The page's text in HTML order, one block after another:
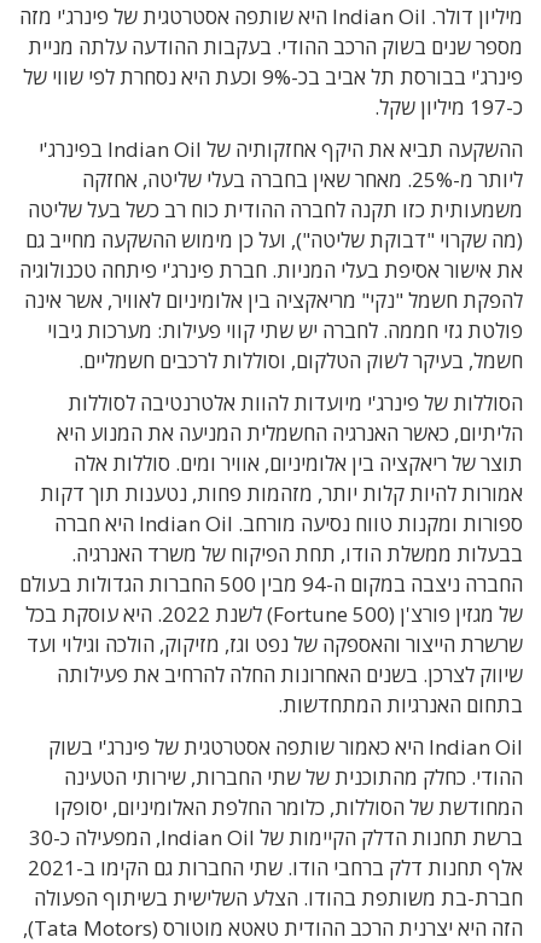
מיליון דולר. Indian Oil היא שותפה אסטרטגית של פינרג'י מזה
מספר שנים בשוק הרכב ההודי. בעקבות ההודעה עלתה מניית
פינרג'י בבורסת תל אביב בכ-9% וכעת היא נסחרת לפי שווי של
כ-197 מיליון שקל.
ההשקעה תביא את היקף אחזקותיה של Indian Oil בפינרג'י
ליותר מ-25%. מאחר שאין בחברה בעלי שליטה, אחזקה
משמעותית כזו תקנה לחברה ההודית כוח רב כשל בעל שליטה
(מה שקרוי "דבוקת שליטה"), ועל כן מימוש ההשקעה מחייב גם
את אישור אסיפת בעלי המניות. חברת פינרג'י פיתחה טכנולוגיה
להפקת חשמל "נקי" מריאקציה בין אלומיניום לאוויר, אשר אינה
פולטת גזי חממה. לחברה יש שתי קווי פעילות: מערכות גיבוי
חשמל, בעיקר לשוק הטלקום, וסוללות לרכבים חשמליים.
הסוללות של פינרג'י מיועדות להוות אלטרנטיבה לסוללות
הליתיום, כאשר האנרגיה החשמלית המניעה את המנוע היא
תוצר של ריאקציה בין אלומיניום, אוויר ומים. סוללות אלה
אמורות להיות קלות יותר, מזהמות פחות, נטענות תוך דקות
ספורות ומקנות טווח נסיעה מורחב. Indian Oil היא חברה
בבעלות ממשלת הודו, תחת הפיקוח של משרד האנרגיה.
החברה ניצבה במקום ה-94 מבין 500 החברות הגדולות בעולם
של מגזין פורצ'ן (Fortune 500) לשנת 2022. היא עוסקת בכל
שרשרת הייצור והאספקה של נפט וגז, מזיקוק, הולכה וגילוי ועד
שיווק לצרכן. בשנים האחרונות החלה להרחיב את פעילותה
בתחום האנרגיות המתחדשות.
Indian Oil היא כאמור שותפה אסטרטגית של פינרג'י בשוק
ההודי. כחלק מהתוכנית של שתי החברות, שירותי הטעינה
המחודשת של הסוללות, כלומר החלפת האלומיניום, יסופקו
ברשת תחנות הדלק הקיימות של Indian Oil, המפעילה כ-30
אלף תחנות דלק ברחבי הודו. שתי החברות גם הקימו ב-2021
חברת-בת משותפת בהודו. הצלע השלישית בשיתוף הפעולה
הזה היא יצרנית הרכב ההודית טאטא מוטורס (Tata Motors),